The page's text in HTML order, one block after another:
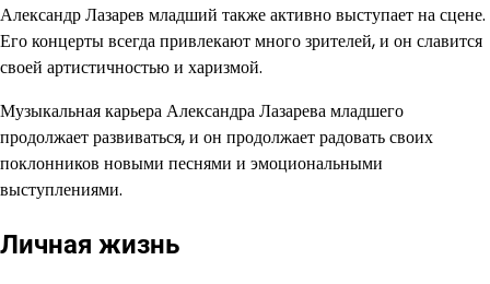
Александр Лазарев младший также активно выступает на сцене.
Его концерты всегда привлекают много зрителей, и он славится
своей артистичностью и харизмой.
Музыкальная карьера Александра Лазарева младшего
продолжает развиваться, и он продолжает радовать своих
поклонников новыми песнями и эмоциональными
выступлениями.
Личная жизнь